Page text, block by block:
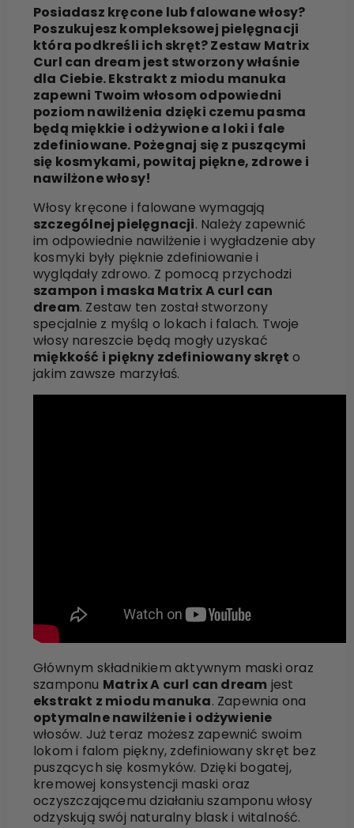
Posiadasz kręcone lub falowane włosy?
Poszukujesz kompleksowej pielęgnacji
która podkreśli ich skręt? Zestaw Matrix
Curl can dream jest stworzony właśnie
dla Ciebie. Ekstrakt z miodu manuka
zapewni Twoim włosom odpowiedni
poziom nawilżenia dzięki czemu pasma
będą miękkie i odżywione a loki i fale
zdefiniowane. Pożegnaj się z puszącymi
się kosmykami, powitaj piękne, zdrowe i
nawilżone włosy!
Włosy kręcone i falowane wymagają
szczególnej pielęgnacji. Należy zapewnić
im odpowiednie nawilżenie i wygładzenie aby
kosmyki były pięknie zdefiniowanie i
wyglądały zdrowo. Z pomocą przychodzi
szampon i maska Matrix A curl can
dream. Zestaw ten został stworzony
specjalnie z myślą o lokach i falach. Twoje
włosy nareszcie będą mogły uzyskać
miękkość i piękny zdefiniowany skręt o
jakim zawsze marzyłaś.
Głównym składnikiem aktywnym maski oraz
szamponu Matrix A curl can dream jest
ekstrakt z miodu manuka. Zapewnia ona
optymalne nawilżenie i odżywienie
włosów. Już teraz możesz zapewnić swoim
lokom i falom piękny, zdefiniowany skręt bez
puszących się kosmyków. Dzięki bogatej,
kremowej konsystencji maski oraz
oczyszczającemu działaniu szamponu włosy
odzyskują swój naturalny blask i witalność.